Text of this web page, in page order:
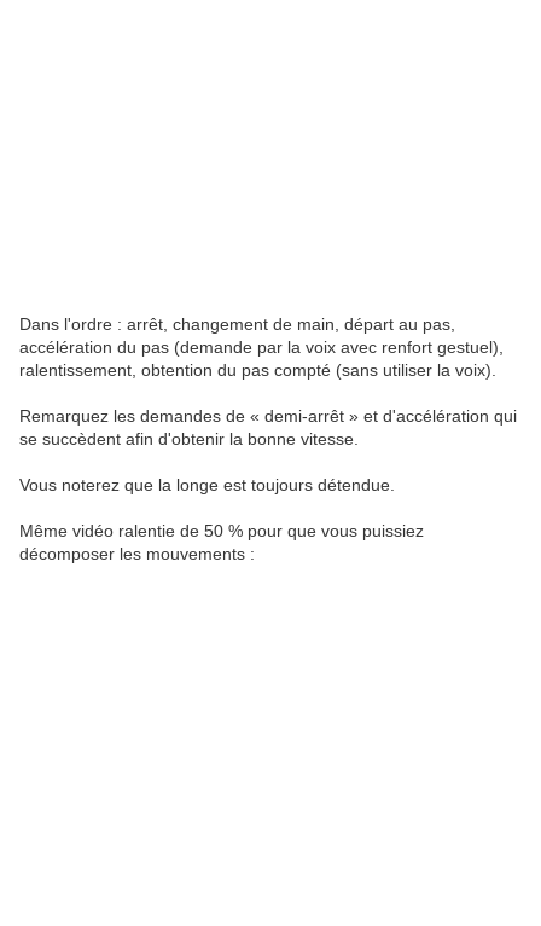
Dans l'ordre : arrêt, changement de main, départ au pas,
accélération du pas (demande par la voix avec renfort gestuel),
ralentissement, obtention du pas compté (sans utiliser la voix).
Remarquez les demandes de « demi-arrêt » et d'accélération qui
se succèdent afin d'obtenir la bonne vitesse.
Vous noterez que la longe est toujours détendue.
Même vidéo ralentie de 50 % pour que vous puissiez
décomposer les mouvements :